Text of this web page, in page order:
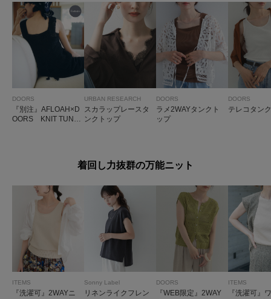
DOORS
『別注』AFLOAH×D
OORS KNIT TUNK
URBAN RESEARCH
スカラップレースタ
ンクトップ
DOORS
ラメ2WAYタンクト
ップ
DOORS
テレコタン
着回し力抜群の万能ニット
ITEMS
『洗濯可』2WAYニ
Sonny Label
リネンライクフレン
DOORS
『WEB限定』2WAY
ITEMS
『洗濯可』